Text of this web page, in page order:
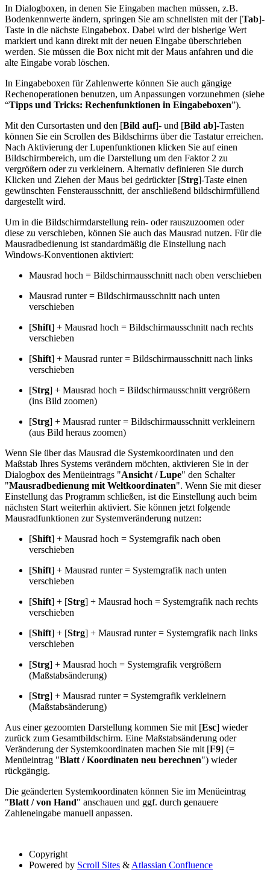
In Dialogboxen, in denen Sie Eingaben machen müssen, z.B.
Bodenkennwerte ändern, springen Sie am schnellsten mit der [Tab]-
Taste in die nächste Eingabebox. Dabei wird der bisherige Wert
markiert und kann direkt mit der neuen Eingabe überschrieben
werden. Sie müssen die Box nicht mit der Maus anfahren und die
alte Eingabe vorab löschen.
In Eingabeboxen für Zahlenwerte können Sie auch gängige
Rechenoperationen benutzen, um Anpassungen vorzunehmen (siehe
“Tipps und Tricks: Rechenfunktionen in Eingabeboxen”).
Mit den Cursortasten und den [Bild auf]- und [Bild ab]-Tasten
können Sie ein Scrollen des Bildschirms über die Tastatur erreichen.
Nach Aktivierung der Lupenfunktionen klicken Sie auf einen
Bildschirmbereich, um die Darstellung um den Faktor 2 zu
vergrößern oder zu verkleinern. Alternativ definieren Sie durch
Klicken und Ziehen der Maus bei gedrückter [Strg]-Taste einen
gewünschten Fensterausschnitt, der anschließend bildschirmfüllend
dargestellt wird.
Um in die Bildschirmdarstellung rein- oder rauszuzoomen oder
diese zu verschieben, können Sie auch das Mausrad nutzen. Für die
Mausradbedienung ist standardmäßig die Einstellung nach
Windows-Konventionen aktiviert:
Mausrad hoch = Bildschirmausschnitt nach oben verschieben
Mausrad runter = Bildschirmausschnitt nach unten
verschieben
[Shift] + Mausrad hoch = Bildschirmausschnitt nach rechts
verschieben
[Shift] + Mausrad runter = Bildschirmausschnitt nach links
verschieben
[Strg] + Mausrad hoch = Bildschirmausschnitt vergrößern
(ins Bild zoomen)
[Strg] + Mausrad runter = Bildschirmausschnitt verkleinern
(aus Bild heraus zoomen)
Wenn Sie über das Mausrad die Systemkoordinaten und den
Maßstab Ihres Systems verändern möchten, aktivieren Sie in der
Dialogbox des Menüeintrags "Ansicht / Lupe" den Schalter
"Mausradbedienung mit Weltkoordinaten". Wenn Sie mit dieser
Einstellung das Programm schließen, ist die Einstellung auch beim
nächsten Start weiterhin aktiviert. Sie können jetzt folgende
Mausradfunktionen zur Systemveränderung nutzen:
[Shift] + Mausrad hoch = Systemgrafik nach oben
verschieben
[Shift] + Mausrad runter = Systemgrafik nach unten
verschieben
[Shift] + [Strg] + Mausrad hoch = Systemgrafik nach rechts
verschieben
[Shift] + [Strg] + Mausrad runter = Systemgrafik nach links
verschieben
[Strg] + Mausrad hoch = Systemgrafik vergrößern
(Maßstabsänderung)
[Strg] + Mausrad runter = Systemgrafik verkleinern
(Maßstabsänderung)
Aus einer gezoomten Darstellung kommen Sie mit [Esc] wieder
zurück zum Gesamtbildschirm. Eine Maßstabsänderung oder
Veränderung der Systemkoordinaten machen Sie mit [F9] (=
Menüeintrag "Blatt / Koordinaten neu berechnen") wieder
rückgängig.
Die geänderten Systemkoordinaten können Sie im Menüeintrag
"Blatt / von Hand" anschauen und ggf. durch genauere
Zahleneingabe manuell anpassen.
Copyright
Powered by Scroll Sites & Atlassian Confluence